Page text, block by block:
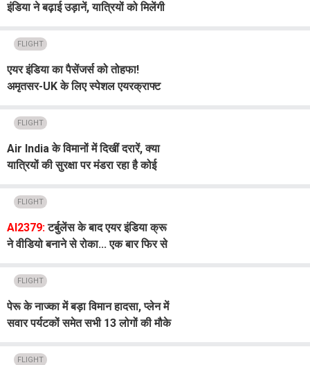
इंडिया ने बढ़ाई उड़ानें, यात्रियों को मिलेंगी
FLIGHT
एयर इंडिया का पैसेंजर्स को तोहफा!
अमृतसर-UK के लिए स्पेशल एयरक्राफ्ट
FLIGHT
Air India के विमानों में दिखीं दरारें, क्या
यात्रियों की सुरक्षा पर मंडरा रहा है कोई
FLIGHT
AI2379:टर्बुलेंस के बाद एयर इंडिया क्रू
ने वीडियो बनाने से रोका... एक बार फिर से
FLIGHT
पेरू के नाज्का में बड़ा विमान हादसा, प्लेन में
सवार पर्यटकों समेत सभी 13 लोगों की मौके
FLIGHT